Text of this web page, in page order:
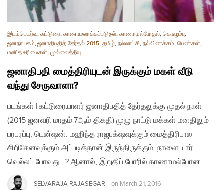
இடம்பெயர்வு, கட்டுரை, காணாமலாக்கப்படுதல், காணாமல்போதல், கொழும்பு,
ஜனநாயகம், ஜனாதிபதித் தேர்தல் 2015, தமிழ், நல்லாட்சி, நல்லிணக்கம், பெண்கள்,
மனித உரிமைகள், முல்லைத்தீவு
ஜனாதிபதி மைத்திரியுடன் இருக்கும் மகள் வீடு
வந்து சேருவாளா?
படங்கள் | கட்டுரையாளர் ஜனாதிபதித் தேர்தலுக்கு முதல் நாள்
(2015 ஜனவரி மாதம் 7ஆம் திகதி) முழு நாட்டு மக்கள் மனதிலும்
பரபரப்பு, டென்ஷன். மஹிந்த ராஜபக்‌ஷவுக்கும் மைத்திரிபால
சிறிசேனவுக்கும் அப்படித்தான் இருந்திருக்கும். நாளை யார்
வெல்லப் போவது…? ஆனால், இறுதிப் போரில் காணாமல்போன…
SELVARAJA RAJASEGAR on March 21, 2016